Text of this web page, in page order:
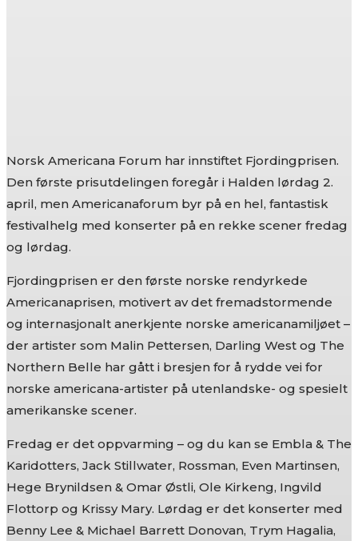
Norsk Americana Forum har innstiftet Fjordingprisen.
Den første prisutdelingen foregår i Halden lørdag 2.
april, men Americanaforum byr på en hel, fantastisk
festivalhelg med konserter på en rekke scener fredag
og lørdag.
Fjordingprisen er den første norske rendyrkede
Americanaprisen, motivert av det fremadstormende
og internasjonalt anerkjente norske americanamiljøet –
der artister som Malin Pettersen, Darling West og The
Northern Belle har gått i bresjen for å rydde vei for
norske americana-artister på utenlandske- og spesielt
amerikanske scener.
Fredag er det oppvarming – og du kan se Embla & The
Karidotters, Jack Stillwater, Rossman, Even Martinsen,
Hege Brynildsen & Omar Østli, Ole Kirkeng, Ingvild
Flottorp og Krissy Mary. Lørdag er det konserter med
Benny Lee & Michael Barrett Donovan, Trym Hagalia,